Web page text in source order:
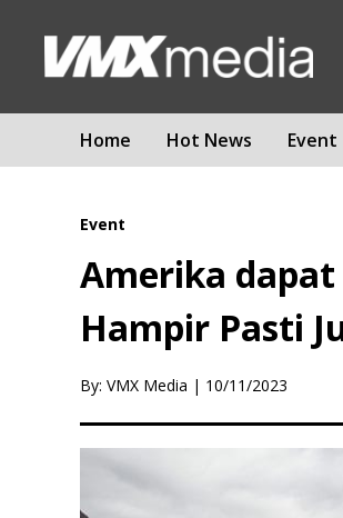
Home Hot News Event
Event
Amerika dapat
Hampir Pasti
By: VMX Media | 10/11/2023